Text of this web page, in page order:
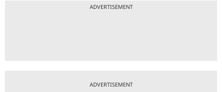
ADVERTISEMENT
ADVERTISEMENT